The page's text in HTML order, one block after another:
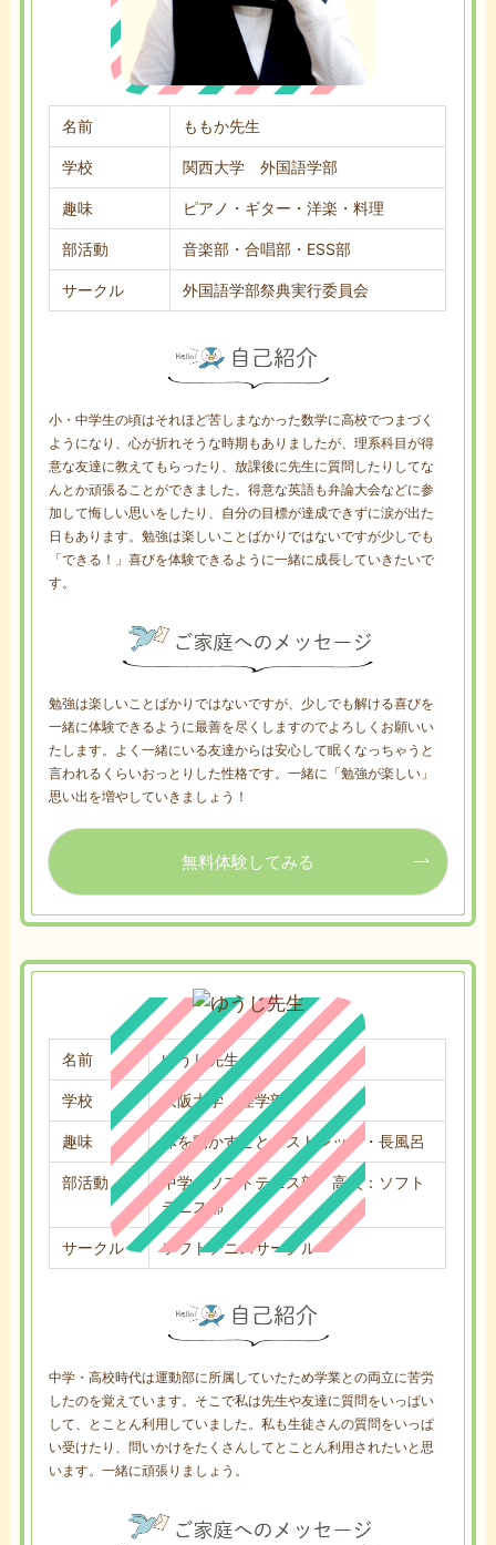
名前 ももか先生
学校 関西大学 外国語学部
趣味 ピアノ・ギター・洋楽・料理
部活動 音楽部・合唱部・ESS部
サークル 外国語学部祭典実行委員会
小・中学生の頃はそれほど苦しまなかった数学に高校でつまづく
ようになり、心が折れそうな時期もありましたが、理系科目が得
意な友達に教えてもらったり、放課後に先生に質問したりしてな
んとか頑張ることができました。得意な英語も弁論大会などに参
加して悔しい思いをしたり、自分の目標が達成できずに涙が出た
日もあります。勉強は楽しいことばかりではないですが少しでも
「できる！」喜びを体験できるように一緒に成長していきたいで
す。
勉強は楽しいことばかりではないですが、少しでも解ける喜びを
一緒に体験できるように最善を尽くしますのでよろしくお願いい
たします。よく一緒にいる友達からは安心して眠くなっちゃうと
言われるくらいおっとりした性格です。一緒に「勉強が楽しい」
思い出を増やしていきましょう！
無料体験してみる
名前 ゆうじ先生
学校 大阪大学 理学部
趣味 体を動かすこと・ストレッチ・長風呂
部活動
中学：ソフトテニス部 高校：ソフト
テニス部
サークル ソフトテニスサークル
中学・高校時代は運動部に所属していたため学業との両立に苦労
したのを覚えています。そこで私は先生や友達に質問をいっぱい
して、とことん利用していました。私も生徒さんの質問をいっぱ
い受けたり、問いかけをたくさんしてとことん利用されたいと思
います。一緒に頑張りましょう。